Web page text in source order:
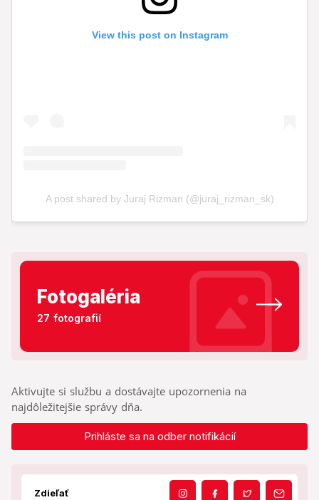
Fotogaléria
27 fotografií
Aktivujte si službu a dostávajte upozornenia na
najdôležitejšie správy dňa.
Prihláste sa na odber notifikácií
Zdieľať